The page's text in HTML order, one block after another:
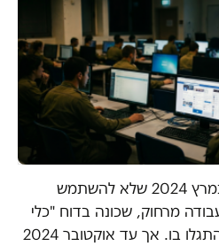
מערך הסייבר הנחה כבר במרץ 2024 שלא להשתמש
מרחוק, שכונה בדוח "כלי
י"ג", בשל פגיעויות רבות שהתגלו בו. אך עד אוקטובר 2024